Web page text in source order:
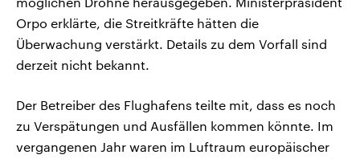
Orpo erklärte, die Streitkräfte hätten die
Überwachung verstärkt. Details zu dem Vorfall sind
derzeit nicht bekannt.
Der Betreiber des Flughafens teilte mit, dass es noch
zu Verspätungen und Ausfällen kommen könnte. Im
vergangenen Jahr waren im Luftraum europäischer